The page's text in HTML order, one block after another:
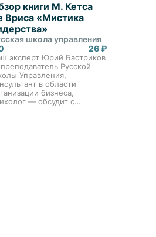
книги М. Кетса
Вриса «Мистика
школа управления
26 ₽
эксперт Юрий Бастриков
Русской
Управления,
в области
бизнеса,
— обсудит с